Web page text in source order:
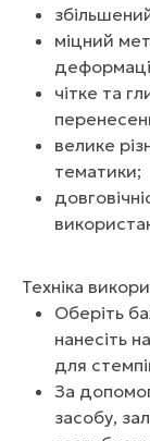
міцний
чітке та
велике
тематики;
Техніка
Оберіть
нанесіть
для
За
засобу,